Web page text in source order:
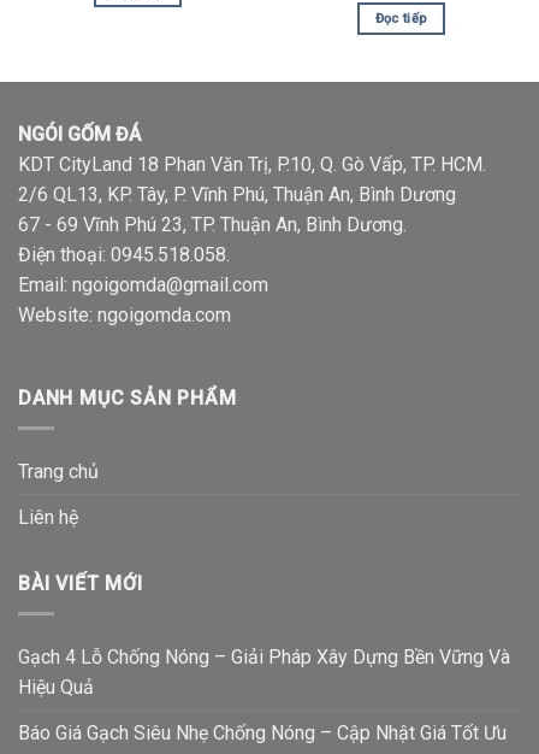
Đọc tiếp
NGÓI GỐM ĐÁ
KDT CityLand 18 Phan Văn Trị, P.10, Q. Gò Vấp, TP. HCM.
2/6 QL13, KP. Tây, P. Vĩnh Phú, Thuận An, Bình Dương
67 - 69 Vĩnh Phú 23, TP. Thuận An, Bình Dương.
Điện thoại: 0945.518.058
Email: ngoigomda@gmail.com
Website: ngoigomda.com
DANH MỤC SẢN PHẨM
Trang chủ
Liên hệ
BÀI VIẾT MỚI
Gạch 4 Lỗ Chống Nóng – Giải Pháp Xây Dựng Bền Vững Và
Hiệu Quả
Báo Giá Gạch Siêu Nhẹ Chống Nóng – Cập Nhật Giá Tốt Ưu